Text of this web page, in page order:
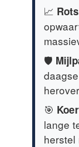
📈
🛡️
🎯
lange
herstel